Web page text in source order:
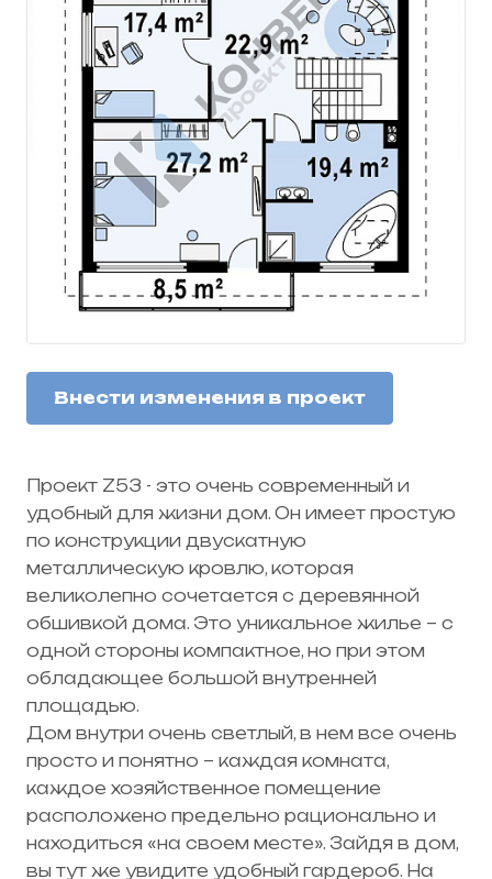
Внести изменения в проект
Проект Z53 - это очень современный и
удобный для жизни дом. Он имеет простую
по конструкции двускатную
металлическую кровлю, которая
великолепно сочетается с деревянной
обшивкой дома. Это уникальное жилье – с
одной стороны компактное, но при этом
обладающее большой внутренней
площадью.
Дом внутри очень светлый, в нем все очень
просто и понятно – каждая комната,
каждое хозяйственное помещение
расположено предельно рационально и
находиться «на своем месте». Зайдя в дом,
вы тут же увидите удобный гардероб. На